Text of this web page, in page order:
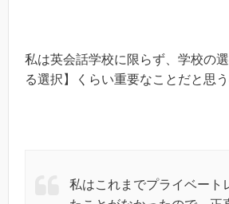
私は英会話学校に限らず、学校の
る選択】くらい重要なことだと思う
私はこれまでプライベート